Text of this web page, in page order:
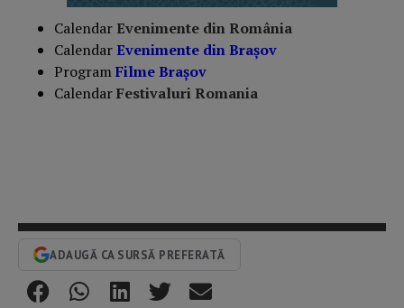
Calendar Evenimente din România
CalendarEvenimente din Braşov
ProgramFilme Brașov
CalendarFestivaluri Romania
ADAUGĂ CA SURSĂ PREFERATĂ